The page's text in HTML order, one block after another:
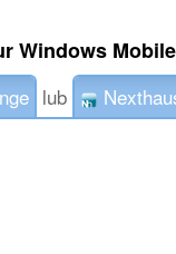
Windows
lub